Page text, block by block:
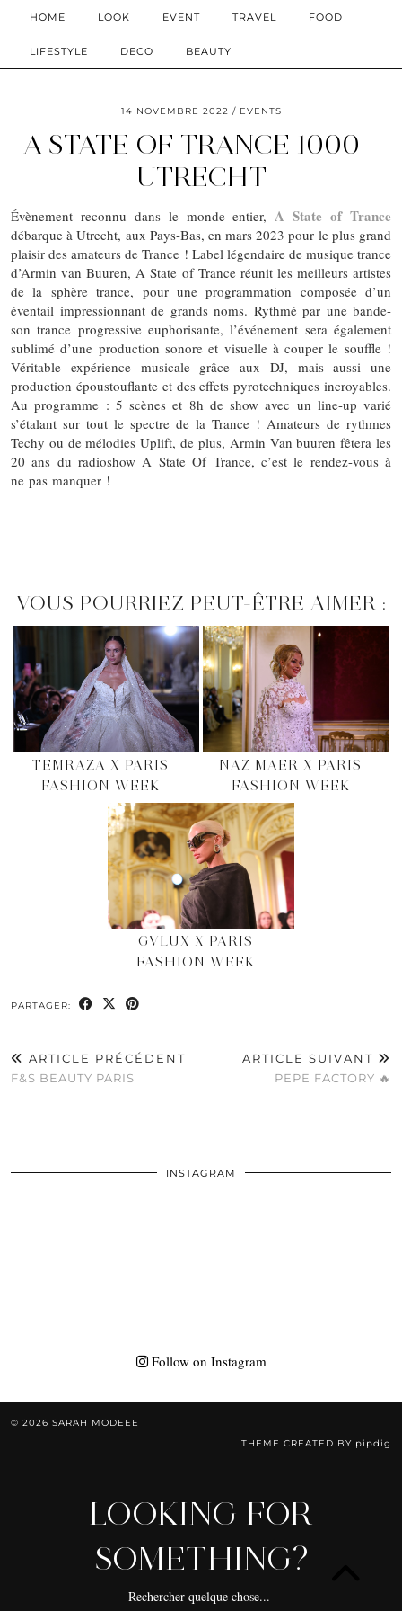
HOME LOOK EVENT TRAVEL FOOD
LIFESTYLE DECO BEAUTY
14 NOVEMBRE 2022 EVENTS
A STATE OF TRANCE 1000 –
UTRECHT
Évènement reconnu dans le monde entier,A State of Trance
débarque à Utrecht, aux Pays-Bas, en mars 2023 pour le plus grand
plaisir des amateurs de Trance ! Label légendaire de musique trance
d’Armin van Buuren, A State of Trance réunit les meilleurs artistes
de la sphère trance, pour une programmation composée d’un
éventail impressionnant de grands noms. Rythmé par une bande-
son trance progressive euphorisante, l’événement sera également
sublimé d’une production sonore et visuelle à couper le souffle !
Véritable expérience musicale grâce aux DJ, mais aussi une
production époustouflante et des effets pyrotechniques incroyables.
Au programme : 5 scènes et 8h de show avec un line-up varié
s’étalant sur tout le spectre de la Trance ! Amateurs de rythmes
Techy ou de mélodies Uplift, de plus, Armin Van buuren fêtera les
20 ans du radioshow A State Of Trance, c’est le rendez-vous à
ne pas manquer !
VOUS POURRIEZ PEUT-ÊTRE AIMER :
TEMRAZA X PARIS
FASHION WEEK
NAZ MAER X PARIS
FASHION WEEK
GVLUX X PARIS
FASHION WEEK
PARTAGER:
ARTICLE PRÉCÉDENT
F&S BEAUTY PARIS
ARTICLE SUIVANT
PEPE FACTORY 🔥
INSTAGRAM
Follow on Instagram
© 2026 SARAH MODEEE
THEME CREATED BY pipdig
LOOKING FOR
SOMETHING?